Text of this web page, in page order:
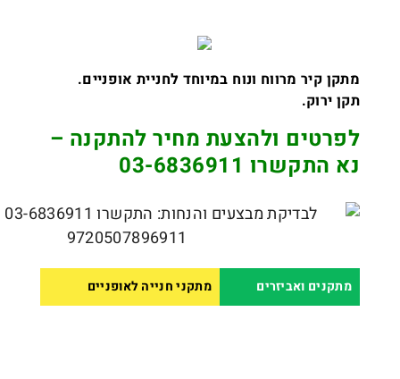
מתקן קיר מרווח ונוח במיוחד לחניית אופניים.
תקן ירוק.
לפרטים ולהצעת מחיר להתקנה –
נא התקשרו 03-6836911
מתקנים ואביזרים מתקני חנייה לאופניים